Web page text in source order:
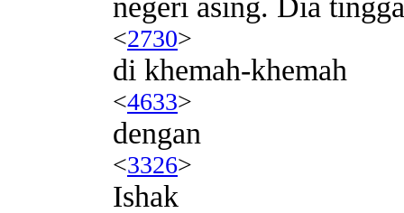
<2730>
di khemah-khemah
<4633>
dengan
<3326>
Ishak